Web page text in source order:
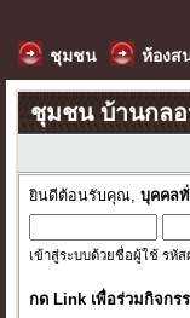
ชุมชน ห้องส
ชุมชน บ้านกล
ยินดีต้อนรับคุณ,บุคคลทั่
เข้าสู่ระบบด้วยชื่อผู้ใช้ รหั
กด Link เพื่อร่วมกิจก